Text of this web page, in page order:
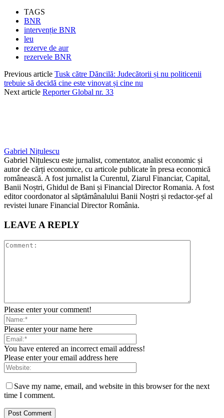
TAGS
BNR
intervenție BNR
leu
rezerve de aur
rezervele BNR
Previous article Tusk către Dăncilă: Judecătorii și nu politicenii
trebuie să decidă cine este vinovat și cine nu
Next article Reporter Global nr. 33
Gabriel Nițulescu
Gabriel Nițulescu este jurnalist, comentator, analist economic și
autor de cărți economice, cu articole publicate în presa economică
românească. A fost jurnalist la Curentul, Ziarul Financiar, Capital,
Banii Noștri, Ghidul de Bani și Financial Director Romania. A fost
editor coordonator al săptămânalului Banii Noștri și redactor-șef al
revistei lunare Financial Director România.
LEAVE A REPLY
Please enter your comment!
Please enter your name here
You have entered an incorrect email address!
Please enter your email address here
Save my name, email, and website in this browser for the next
time I comment.